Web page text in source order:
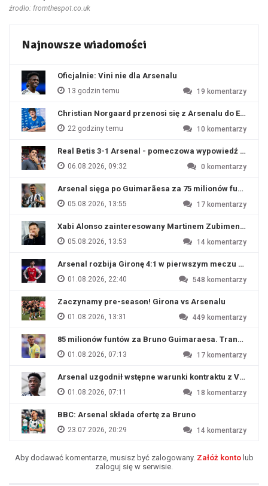
źrodło: fromthespot.co.uk
Najnowsze wiadomości
Oficjalnie: Vini nie dla Arsenalu
13 godzin temu 19 komentarzy
Christian Norgaard przenosi się z Arsenalu do
22 godziny temu 10 komentarzy
Real Betis 3-1 Arsenal - pomeczowa wypowiedź Artety
06.08.2026, 09:32 0 komentarzy
Arsenal sięga po Guimarãesa za 75 milionów funtów
05.08.2026, 13:55 17 komentarzy
Xabi Alonso zainteresowany Martinem Zubimendim
05.08.2026, 13:53 14 komentarzy
Arsenal rozbija Gironę 4:1 w pierwszym meczu
01.08.2026, 22:40 548 komentarzy
Zaczynamy pre-season! Girona vs Arsenalu
01.08.2026, 13:31 449 komentarzy
85 milionów funtów za Bruno Guimaraesa. Transfer
01.08.2026, 07:13 17 komentarzy
Arsenal uzgodnił wstępne warunki kontraktu z
01.08.2026, 07:11 18 komentarzy
BBC: Arsenal składa ofertę za Bruno
23.07.2026, 20:29 14 komentarzy
Aby dodawać komentarze, musisz być zalogowany. Załóż kontolub
zaloguj się w serwisie.